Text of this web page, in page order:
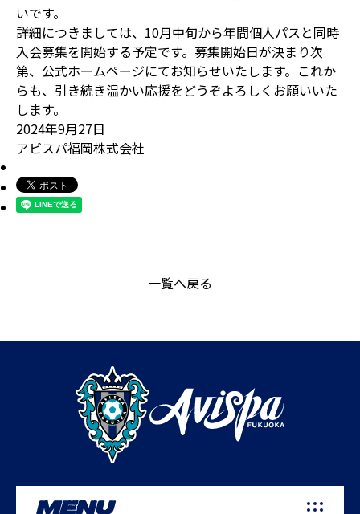
いです。
詳細につきましては、10月中旬から年間個人パスと同時
入会募集を開始する予定です。募集開始日が決まり次
第、公式ホームページにてお知らせいたします。これか
らも、引き続き温かい応援をどうぞよろしくお願いいた
します。
2024年9月27日
アビスパ福岡株式会社
一覧へ戻る